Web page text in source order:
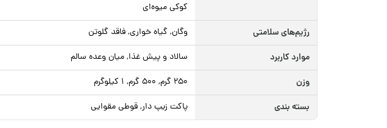
کوکی میوه‌ای
رژیم‌های سلامتی وگان, گیاه خواری, فاقد گلوتن
موارد کاربرد سالاد و پیش غذا, میان وعده سالم
وزن 250 گرم, 500 گرم, 1 کیلوگرم
بسته بندی پاکت زیپ دار, قوطی مقوایی